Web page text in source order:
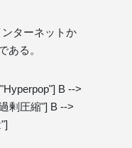
ターネットか
ある。
B -->
剰圧縮"] B -->